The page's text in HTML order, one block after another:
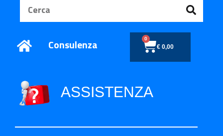
Consulenza €0,00
0
ASSISTENZA